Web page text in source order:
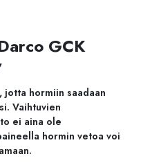
GCK
jotta hormiin saadaan
Vaihtuvien
ei aina ole
hormin vetoa voi